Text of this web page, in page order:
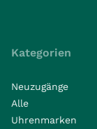
Kategorien
Neuzugänge
Alle
Uhrenmarken